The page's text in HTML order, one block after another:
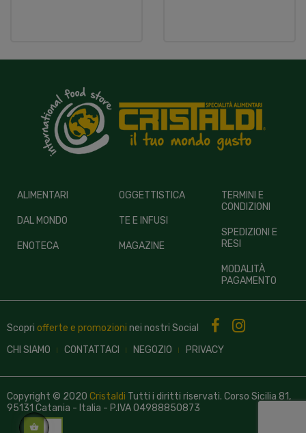
ALIMENTARI
DAL MONDO
ENOTECA
OGGETTISTICA
TE E INFUSI
MAGAZINE
TERMINI E
CONDIZIONI
SPEDIZIONI E
RESI
MODALITÀ
PAGAMENTO
Scopri offerte e promozioni nei nostri Social
CHI SIAMO
CONTATTACI NEGOZIO PRIVACY
Copyright © 2020 Cristaldi Tutti i diritti riservati. Corso Sicilia 81,
95131 Catania - Italia - P.IVA 04988850873